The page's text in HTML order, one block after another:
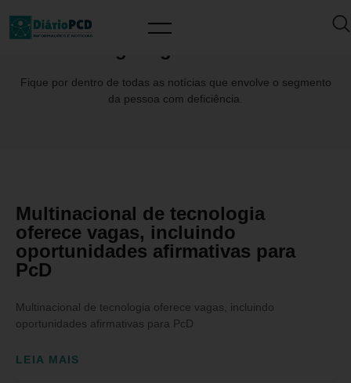
Fique por dentro de todas as notícias que envolve o segmento
da pessoa com deficiência.
Multinacional de tecnologia
oferece vagas, incluindo
oportunidades afirmativas para
PcD
Multinacional de tecnologia oferece vagas, incluindo
oportunidades afirmativas para PcD
LEIA MAIS